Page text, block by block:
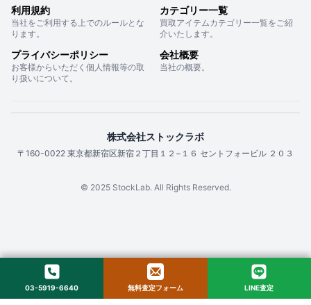
利用規約
当社をご利用する上でのルールとな
ります。
カテゴリー一覧
買取アイテムカテゴリー一覧をご紹
介いたします。
プライバシーポリシー
お客様からいただく個人情報等の取
り扱いについて。
会社概要
当社の概要。
株式会社ストックラボ
〒160-0022 東京都新宿区新宿２丁目１２−１６ セントフォービル ２０３
© 2025 StockLab. All Rights Reserved.
03-5919-6640 無料査定フォーム LINE査定